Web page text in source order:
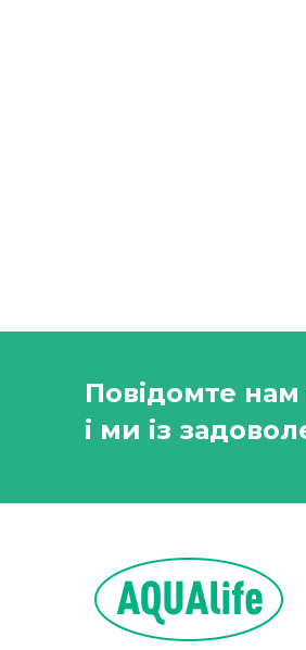
Повідомте
і ми із